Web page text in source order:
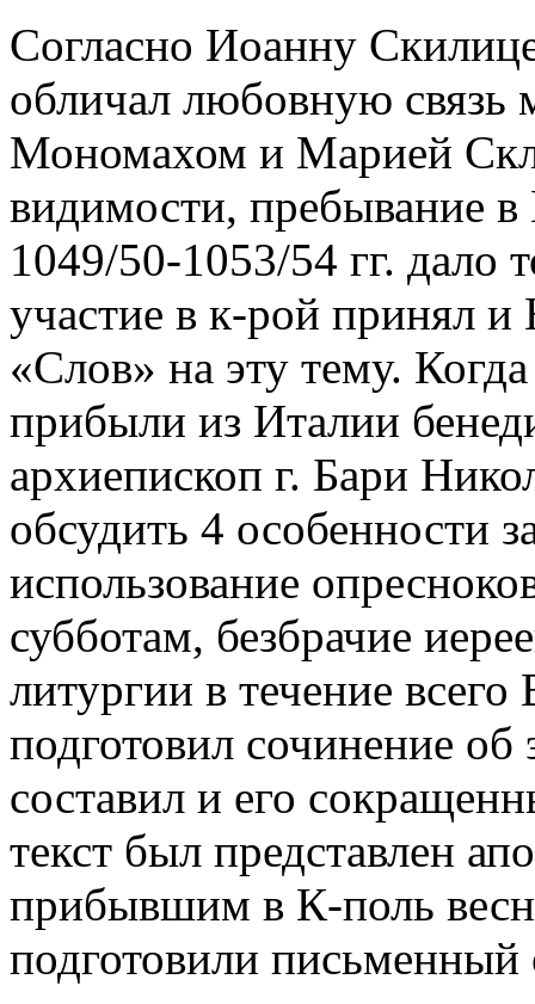
Согласно Иоанну
обличал любовную
Мономахом и Марией
видимости, пребывание в
1049/50-1053/54 гг. дало
участие в к-рой принял
«Слов» на эту тему.
прибыли из Италии
архиепископ г. Бари
обсудить 4 особенности
использование
субботам, безбрачие
литургии в течение
подготовил сочинение об
составил и его
текст был представлен
прибывшим в К-поль
подготовили письменный